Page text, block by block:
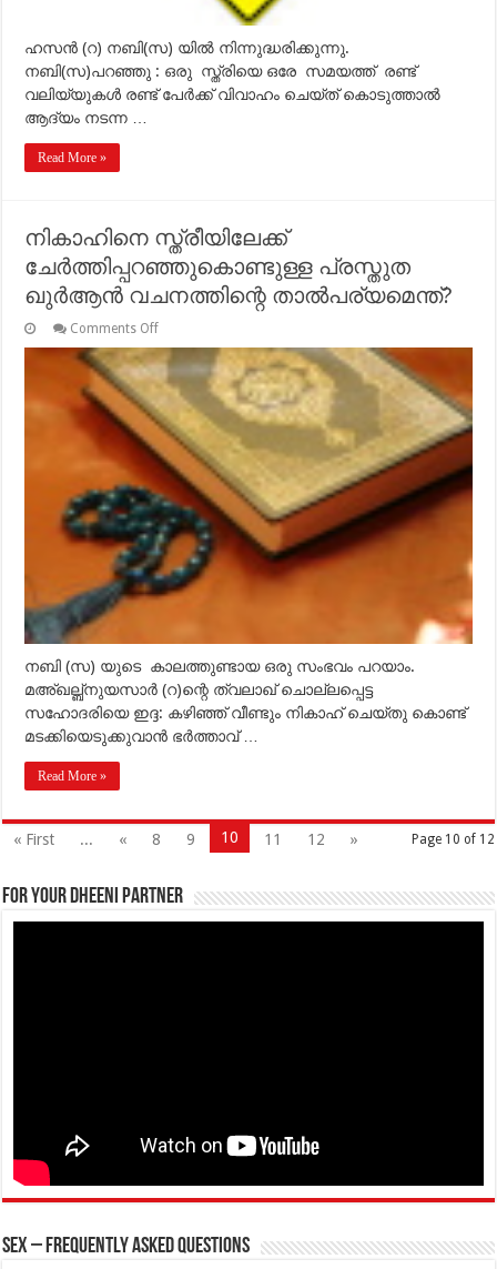
ഹസന്‍ (റ) നബി(സ) യില്‍ നിന്നുദ്ധരിക്കുന്നു.
നബി(സ)പറഞ്ഞു : ഒരു സ്ത്രിയെ ഒരേ സമയത്ത് രണ്ട്
വലിയ്യുകള്‍ രണ്ട് പേര്‍ക്ക് വിവാഹം ചെയ്ത് കൊടുത്താല്‍
ആദ്യം നടന്ന …
Read More »
നികാഹിനെ സ്ത്രീയിലേക്ക്
ചേര്‍ത്തിപ്പറഞ്ഞുകൊണ്ടുള്ള പ്രസ്തുത
ഖുര്‍ആന്‍ വചനത്തിന്റെ താല്‍പര്യമെന്ത്?
Comments Offon
സ്ത്രീയിലേക്ക്
ചേര്‍ത്തിപ്പറഞ്ഞുകൊണ്ടുള്ള
പ്രസ്തുത
ഖുര്‍ആന്‍
വചനത്തിന്റെ
താല്‍പര്യമെന്ത്?
നബി (സ) യുടെ കാലത്തുണ്ടായ ഒരു സംഭവം പറയാം.
മഅ്ഖല്ബ്‌നുയസാര്‍ (റ)ന്റെ ത്വലാഖ് ചൊല്ലപ്പെട്ട
സഹോദരിയെ ഇദ്ദ: കഴിഞ്ഞ് വീണ്ടും നികാഹ് ചെയ്തു കൊണ്ട്
മടക്കിയെടുക്കുവാന്‍ ഭര്‍ത്താവ് …
Read More »
Page 10 of 12
« First ... « 8 9 10 11 12 »
For your Dheeni Partner
Sex – Frequently Asked Questions